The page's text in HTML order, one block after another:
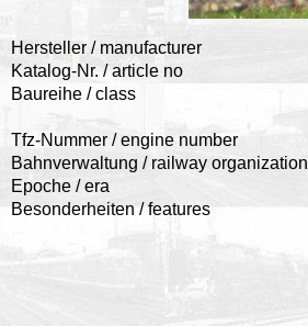
Hersteller / manufacturer
Katalog-Nr. / article no
Baureihe / class
Tfz-Nummer / engine number
Bahnverwaltung / railway organization
Epoche / era
Besonderheiten / features